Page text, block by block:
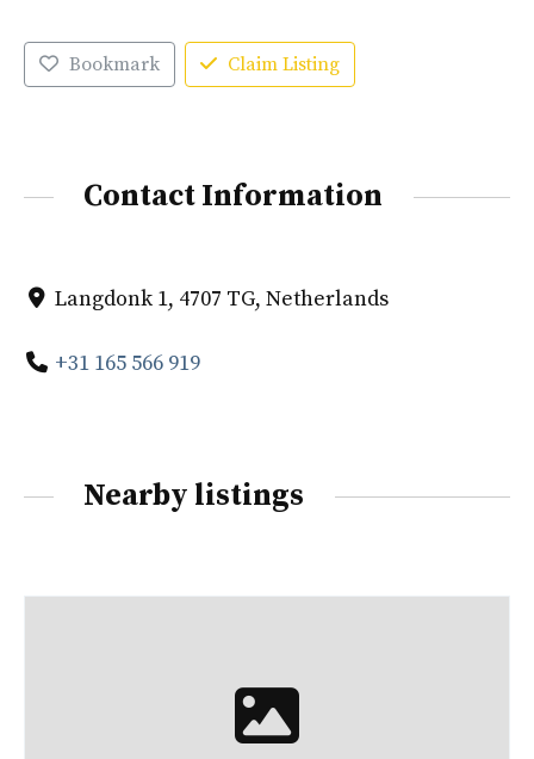
Bookmark Claim Listing
Contact Information
Langdonk 1, 4707 TG, Netherlands
+31 165 566 919
Nearby listings